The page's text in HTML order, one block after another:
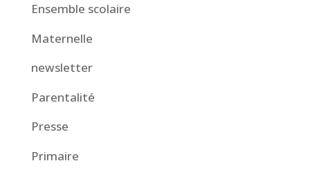
Ensemble scolaire
Maternelle
newsletter
Parentalité
Presse
Primaire